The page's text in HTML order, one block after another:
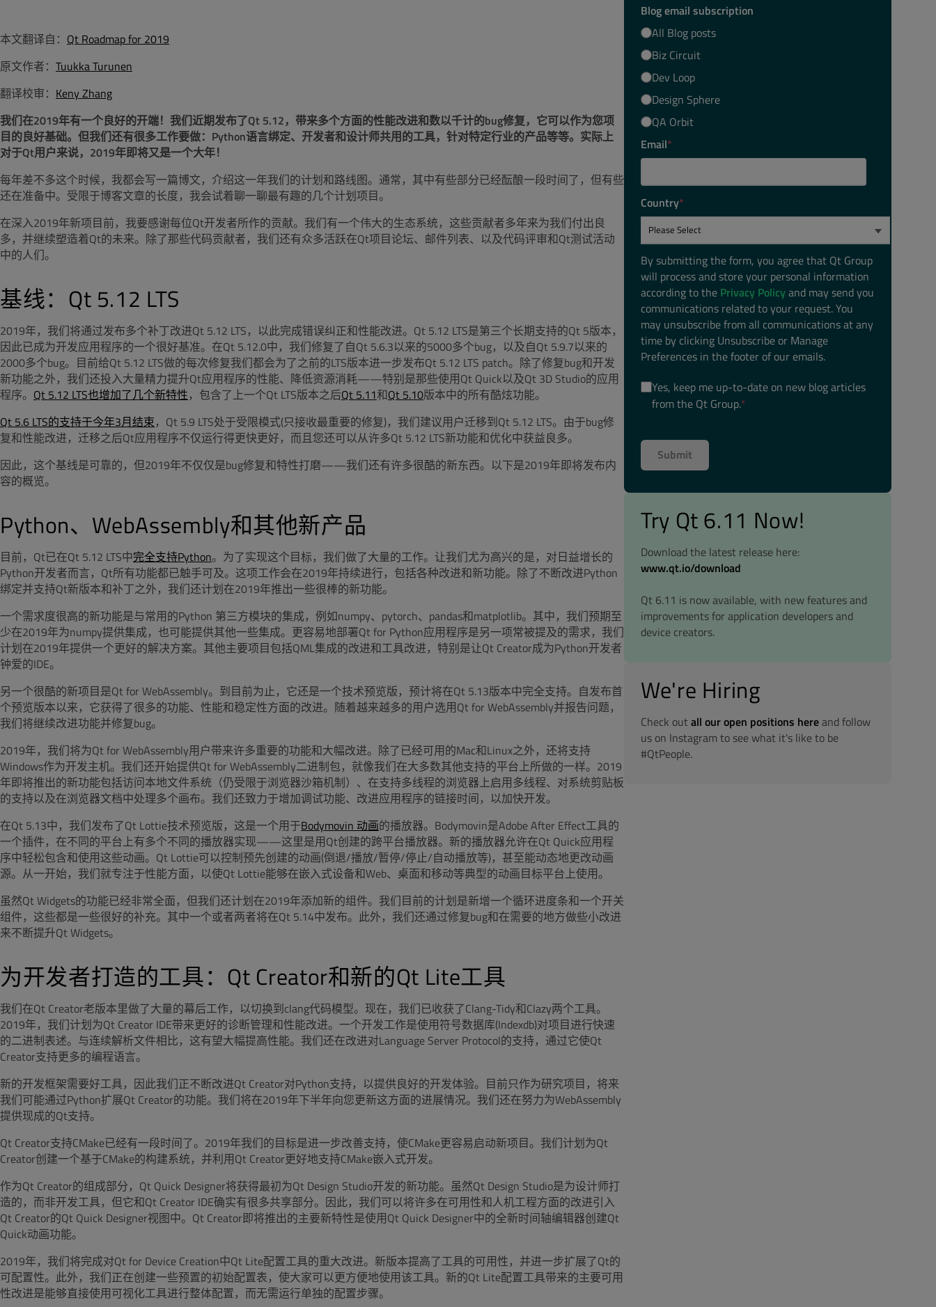
本文翻译自： Qt Roadmap for 2019
原文作者： Tuukka Turunen
翻译校审： Keny Zhang
我们在2019年有一个良好的开端！我们近期发布了Qt 5.12，带来多个方面的性能改进和数以千计的bug修复，它可以作为您项
目的良好基础。但我们还有很多工作要做：Python语言绑定、开发者和设计师共用的工具，针对特定行业的产品等等。实际上
对于Qt用户来说，2019年即将又是一个大年！
每年差不多这个时候，我都会写一篇博文，介绍这一年我们的计划和路线图。通常，其中有些部分已经酝酿一段时间了，但有些
还在准备中。受限于博客文章的长度，我会试着聊一聊最有趣的几个计划项目。
在深入2019年新项目前，我要感谢每位Qt开发者所作的贡献。我们有一个伟大的生态系统，这些贡献者多年来为我们付出良
多，并继续塑造着Qt的未来。除了那些代码贡献者，我们还有众多活跃在Qt项目论坛、邮件列表、以及代码评审和Qt测试活动
中的人们。
基线：Qt 5.12 LTS
2019年，我们将通过发布多个补丁改进Qt 5.12 LTS，以此完成错误纠正和性能改进。Qt 5.12 LTS是第三个长期支持的Qt 5版本，
因此已成为开发应用程序的一个很好基准。在Qt 5.12.0中，我们修复了自Qt 5.6.3以来的5000多个bug，以及自Qt 5.9.7以来的
2000多个bug。目前给Qt 5.12 LTS做的每次修复我们都会为了之前的LTS版本进一步发布Qt 5.12 LTS patch。除了修复bug和开发
新功能之外，我们还投入大量精力提升Qt应用程序的性能、降低资源消耗——特别是那些使用Qt Quick以及Qt 3D Studio的应用
程序。 Qt 5.12 LTS也增加了几个新特性，包含了上一个Qt LTS版本之后Qt 5.11和Qt 5.10版本中的所有酷炫功能。
Qt 5.6 LTS的支持于今年3月结束，Qt 5.9 LTS处于受限模式(只接收最重要的修复)，我们建议用户迁移到Qt 5.12 LTS。由于bug修
复和性能改进，迁移之后Qt应用程序不仅运行得更快更好，而且您还可以从许多Qt 5.12 LTS新功能和优化中获益良多。
因此，这个基线是可靠的，但2019年不仅仅是bug修复和特性打磨——我们还有许多很酷的新东西。以下是2019年即将发布内
容的概览。
Python、WebAssembly和其他新产品
目前，Qt已在Qt 5.12 LTS中完全支持Python。为了实现这个目标，我们做了大量的工作。让我们尤为高兴的是，对日益增长的
Python开发者而言，Qt所有功能都已触手可及。这项工作会在2019年持续进行，包括各种改进和新功能。除了不断改进Python
绑定并支持Qt新版本和补丁之外，我们还计划在2019年推出一些很棒的新功能。
一个需求度很高的新功能是与常用的Python 第三方模块的集成，例如numpy、pytorch、pandas和matplotlib。其中，我们预期至
少在2019年为numpy提供集成，也可能提供其他一些集成。更容易地部署Qt for Python应用程序是另一项常被提及的需求，我们
计划在2019年提供一个更好的解决方案。其他主要项目包括QML集成的改进和工具改进，特别是让Qt Creator成为Python开发者
钟爱的IDE。
另一个很酷的新项目是Qt for WebAssembly。到目前为止，它还是一个技术预览版，预计将在Qt 5.13版本中完全支持。自发布首
个预览版本以来，它获得了很多的功能、性能和稳定性方面的改进。随着越来越多的用户选用Qt for WebAssembly并报告问题，
我们将继续改进功能并修复bug。
2019年，我们将为Qt for WebAssembly用户带来许多重要的功能和大幅改进。除了已经可用的Mac和Linux之外，还将支持
Windows作为开发主机。我们还开始提供Qt for WebAssembly二进制包，就像我们在大多数其他支持的平台上所做的一样。2019
年即将推出的新功能包括访问本地文件系统（仍受限于浏览器沙箱机制）、在支持多线程的浏览器上启用多线程、对系统剪贴板
的支持以及在浏览器文档中处理多个画布。我们还致力于增加调试功能、改进应用程序的链接时间，以加快开发。
在Qt 5.13中，我们发布了Qt Lottie技术预览版，这是一个用于Bodymovin 动画的播放器。Bodymovin是Adobe After Effect工具的
一个插件，在不同的平台上有多个不同的播放器实现——这里是用Qt创建的跨平台播放器。新的播放器允许在Qt Quick应用程
序中轻松包含和使用这些动画。Qt Lottie可以控制预先创建的动画(倒退/播放/暂停/停止/自动播放等)，甚至能动态地更改动画
源。从一开始，我们就专注于性能方面，以使Qt Lottie能够在嵌入式设备和Web、桌面和移动等典型的动画目标平台上使用。
虽然Qt Widgets的功能已经非常全面，但我们还计划在2019年添加新的组件。我们目前的计划是新增一个循环进度条和一个开关
组件，这些都是一些很好的补充。其中一个或者两者将在Qt 5.14中发布。此外，我们还通过修复bug和在需要的地方做些小改进
来不断提升Qt Widgets。
为开发者打造的工具：Qt Creator和新的Qt Lite工具
我们在Qt Creator老版本里做了大量的幕后工作，以切换到clang代码模型。现在，我们已收获了Clang-Tidy和Clazy两个工具。
2019年，我们计划为Qt Creator IDE带来更好的诊断管理和性能改进。一个开发工作是使用符号数据库(Indexdb)对项目进行快速
的二进制表述。与连续解析文件相比，这有望大幅提高性能。我们还在改进对Language Server Protocol的支持，通过它使Qt
Creator支持更多的编程语言。
新的开发框架需要好工具，因此我们正不断改进Qt Creator对Python支持，以提供良好的开发体验。目前只作为研究项目，将来
我们可能通过Python扩展Qt Creator的功能。我们将在2019年下半年向您更新这方面的进展情况。我们还在努力为WebAssembly
提供现成的Qt支持。
Qt Creator支持CMake已经有一段时间了。2019年我们的目标是进一步改善支持，使CMake更容易启动新项目。我们计划为Qt
Creator创建一个基于CMake的构建系统，并利用Qt Creator更好地支持CMake嵌入式开发。
作为Qt Creator的组成部分，Qt Quick Designer将获得最初为Qt Design Studio开发的新功能。虽然Qt Design Studio是为设计师打
造的，而非开发工具，但它和Qt Creator IDE确实有很多共享部分。因此，我们可以将许多在可用性和人机工程方面的改进引入
Qt Creator的Qt Quick Designer视图中。Qt Creator即将推出的主要新特性是使用Qt Quick Designer中的全新时间轴编辑器创建Qt
Quick动画功能。
2019年，我们将完成对Qt for Device Creation中Qt Lite配置工具的重大改进。新版本提高了工具的可用性，并进一步扩展了Qt的
可配置性。此外，我们正在创建一些预置的初始配置表，使大家可以更方便地使用该工具。新的Qt Lite配置工具带来的主要可用
性改进是能够直接使用可视化工具进行整体配置，而无需运行单独的配置步骤。
Blog email subscription
All Blog posts
Biz Circuit
Dev Loop
Design Sphere
QA Orbit
Email*
Country*
By submitting the form, you agree that Qt Group
will process and store your personal information
according to the Privacy Policyand may send you
communications related to your request. You
may unsubscribe from all communications at any
time by clicking Unsubscribe or Manage
Preferences in the footer of our emails.
Yes, keep me up-to-date on new blog articles
from the Qt Group.*
Try Qt 6.11 Now!
Download the latest release here:
www.qt.io/download
Qt 6.11 is now available, with new features and
improvements for application developers and
device creators.
We're Hiring
Check outall our open positions hereand follow
us on Instagram to see what it's like to be
#QtPeople.